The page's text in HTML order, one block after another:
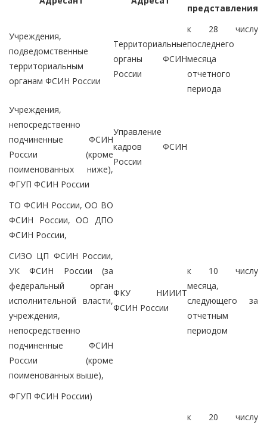
представления
Учреждения,
подведомственные
территориальным
органам ФСИН России
Территориальные
органы ФСИН
России
к 28 числу
последнего
месяца
отчетного
периода
Учреждения,
непосредственно
подчиненные ФСИН
России (кроме
поименованных ниже),
ФГУП ФСИН России
Управление
кадров ФСИН
России
ТО ФСИН России, ОО ВО
ФСИН России, ОО ДПО
ФСИН России,
СИЗО ЦП ФСИН России,
УК ФСИН России (за
федеральный орган
исполнительной власти,
учреждения,
непосредственно
подчиненные ФСИН
России (кроме
поименованных выше),
ФГУП ФСИН России)
ФКУ НИИИТ
ФСИН России
к 10 числу
месяца,
следующего за
отчетным
периодом
к 20 числу